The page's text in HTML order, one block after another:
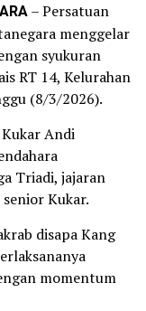
– Persatuan
menggelar
syukuran
RT 14, Kelurahan
(8/3/2026).
Andi
Triadi, jajaran
Kukar.
disapa Kang
momentum